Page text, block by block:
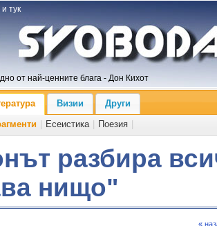
тук
от най-ценните блага - Дон Кихот
Визии
Други
Есеистика Поезия
разбира
нищо"
«